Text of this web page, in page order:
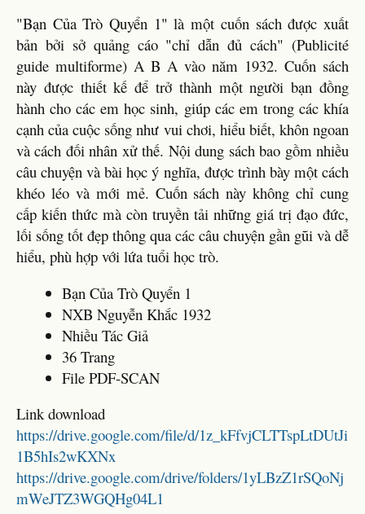
"Bạn Của Trò Quyển 1" là một cuốn sách được xuất
bản bởi sở quảng cáo "chỉ dẫn đủ cách" (Publicité
guide multiforme) A B A vào năm 1932. Cuốn sách
này được thiết kế để trở thành một người bạn đồng
hành cho các em học sinh, giúp các em trong các khía
cạnh của cuộc sống như vui chơi, hiểu biết, khôn ngoan
và cách đối nhân xử thế. Nội dung sách bao gồm nhiều
câu chuyện và bài học ý nghĩa, được trình bày một cách
khéo léo và mới mẻ. Cuốn sách này không chỉ cung
cấp kiến thức mà còn truyền tải những giá trị đạo đức,
lối sống tốt đẹp thông qua các câu chuyện gần gũi và dễ
hiểu, phù hợp với lứa tuổi học trò.
Bạn Của Trò Quyển 1
NXB Nguyễn Khắc 1932
Nhiều Tác Giả
36 Trang
File PDF-SCAN
Link download
https://drive.google.com/file/d/1z_kFfvjCLTTspLtDUtJi
1B5hIs2wKXNx
https://drive.google.com/drive/folders/1yLBzZ1rSQoNj
mWeJTZ3WGQHg04L1